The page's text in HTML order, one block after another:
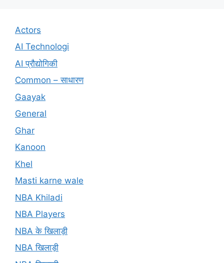
Actors
AI Technologi
AI प्रौद्योगिकी
Common – साधारण
Gaayak
General
Ghar
Kanoon
Khel
Masti karne wale
NBA Khiladi
NBA Players
NBA के खिलाड़ी
NBA खिलाड़ी